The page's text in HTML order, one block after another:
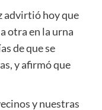
advirtió hoy que
otra en la urna
de que se
y afirmó que
y nuestras